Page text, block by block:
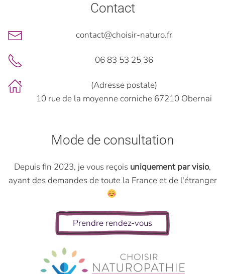
Contact
contact@choisir-naturo.fr
06 83 53 25 36
(Adresse postale)
10 rue de la moyenne corniche 67210 Obernai
Mode de consultation
Depuis fin 2023, je vous reçois uniquement par visio,
ayant des demandes de toute la France et de l'étranger
Prendre rendez-vous